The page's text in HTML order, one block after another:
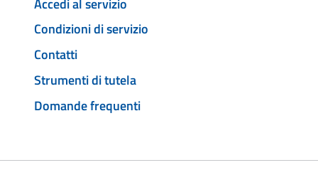
Condizioni di servizio
Contatti
Strumenti di tutela
Domande frequenti